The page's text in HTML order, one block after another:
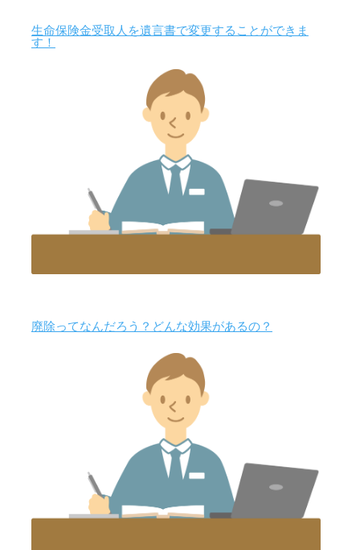
生命保険金受取人を遺言書で変更することができま
す！
廃除ってなんだろう？どんな効果があるの？